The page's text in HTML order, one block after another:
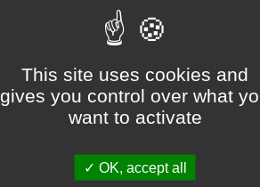
This site uses cookies and
gives you control over what
want to activate
OK, accept all